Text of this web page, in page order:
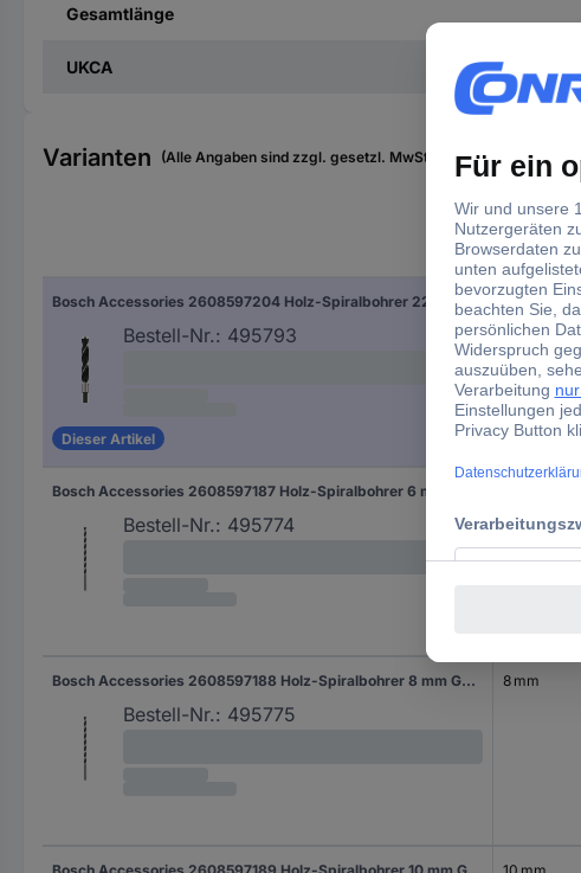
Gesamtlänge
UKCA
Varianten (Alle Angaben sind zzgl. gesetzl. MwSt., zzgl. Versand)
Bohrloch-Ø
Bestell-Nr.: 495793
Dieser Artikel
22 mm
Bestell-Nr.: 495774
Bosch Accessories 2608597188 Holz-Spiralbohrer 8 mm Gesamtlänge 250 mm Zylinderschaft 1 St.
Bestell-Nr.: 495775
8 mm